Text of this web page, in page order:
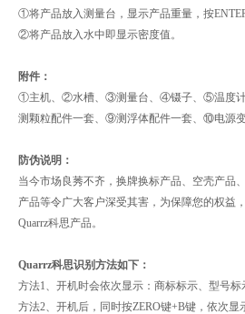
①将产品放入测量台，显示产品重量，按
②将产品放入水中即显示密度值。
附件：
①主机、②水槽、③测量台、④镊子、⑤温度
测颗粒配件一套、⑨测浮体配件一套、⑩电源
防伪说明：
当今市场良莠不齐，换牌换标产品、空壳产品
产品等令广大客户深受其害，为保障您的权益
Quarrz科思产品。
Quarrz科思识别方法如下：
方法1、开机时会依次显示：商标标示、型号标
方法2、开机后，同时按ZERO键+B键，依次